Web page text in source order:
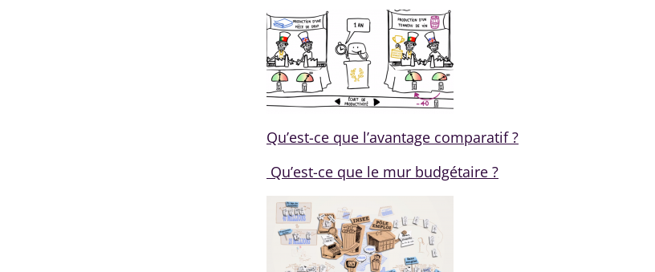
Qu’est-ce que l’avantage comparatif ?
Qu’est-ce que le mur budgétaire ?